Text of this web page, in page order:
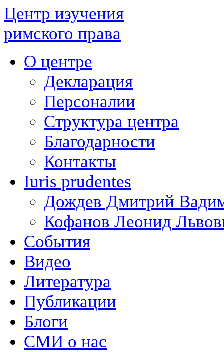
Центр изучения
римского права
О центре
Декларация
Персоналии
Структура центра
Благодарности
Контакты
Iuris prudentes
Дождев Дмитрий
Кофанов Леонид
События
Видео
Литература
Публикации
Блоги
СМИ о нас